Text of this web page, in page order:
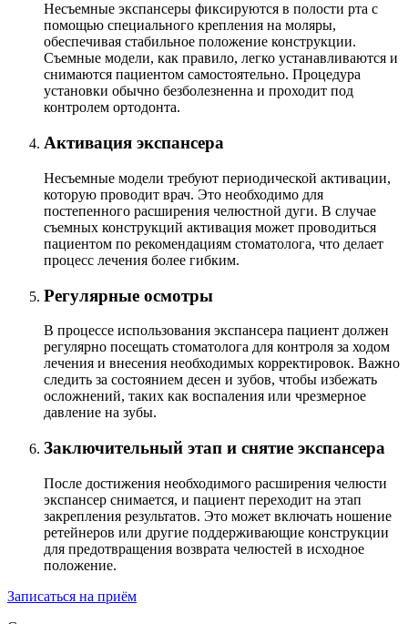
Несъемные экспансеры фиксируются в полости рта с
помощью специального крепления на моляры,
обеспечивая стабильное положение конструкции.
Съемные модели, как правило, легко устанавливаются и
снимаются пациентом самостоятельно. Процедура
установки обычно безболезненна и проходит под
контролем ортодонта.
Активация экспансера
Несъемные модели требуют периодической активации,
которую проводит врач. Это необходимо для
постепенного расширения челюстной дуги. В случае
съемных конструкций активация может проводиться
пациентом по рекомендациям стоматолога, что делает
процесс лечения более гибким.
Регулярные осмотры
В процессе использования экспансера пациент должен
регулярно посещать стоматолога для контроля за ходом
лечения и внесения необходимых корректировок. Важно
следить за состоянием десен и зубов, чтобы избежать
осложнений, таких как воспаления или чрезмерное
давление на зубы.
Заключительный этап и снятие экспансера
После достижения необходимого расширения челюсти
экспансер снимается, и пациент переходит на этап
закрепления результатов. Это может включать ношение
ретейнеров или другие поддерживающие конструкции
для предотвращения возврата челюстей в исходное
положение.
Записаться на приём